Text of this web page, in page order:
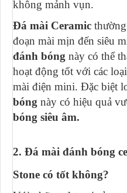
không mảnh vụn.
Đá mài Ceramic
đoạn mài mịn đến siêu
đánh bóng này có thể
hoạt động tốt với các loại
mài điện mini. Đặc biệt
bóng này có hiệu quả
bóng siêu âm.
2. Đá mài đánh bóng
Stone có tốt không?